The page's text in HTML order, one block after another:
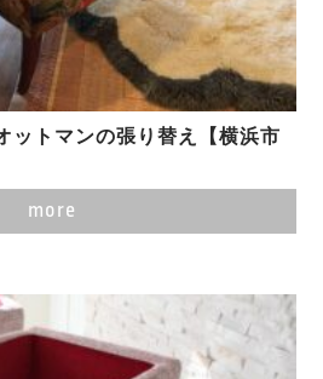
ットマンの張り替え【横浜市
more